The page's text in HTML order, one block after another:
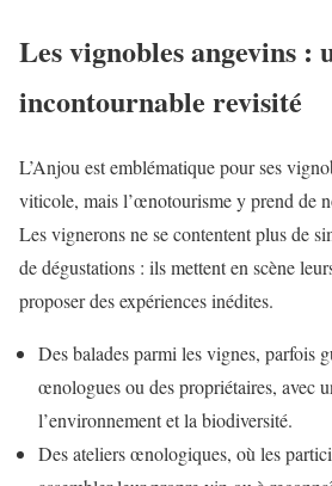
Les vignobles angevins :
incontournable revisité
L’Anjou est emblématique pour ses
viticole, mais l’œnotourisme y prend de
Les vignerons ne se contentent plus de
de dégustations : ils mettent en scène
proposer des expériences inédites.
Des balades parmi les vignes, parfois
œnologues ou des propriétaires, avec
l’environnement et la biodiversité.
Des ateliers œnologiques, où les